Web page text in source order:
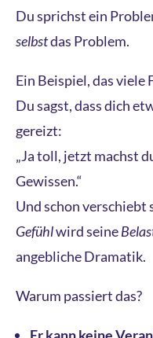
Du sprichst ein
selbstdas Problem.
Ein Beispiel, das viele
Du sagst, dass dich
gereizt:
„Ja toll, jetzt machst
Gewissen.“
Und schon verschiebt
Gefühlwird seine
angebliche Dramatik.
Warum passiert das?